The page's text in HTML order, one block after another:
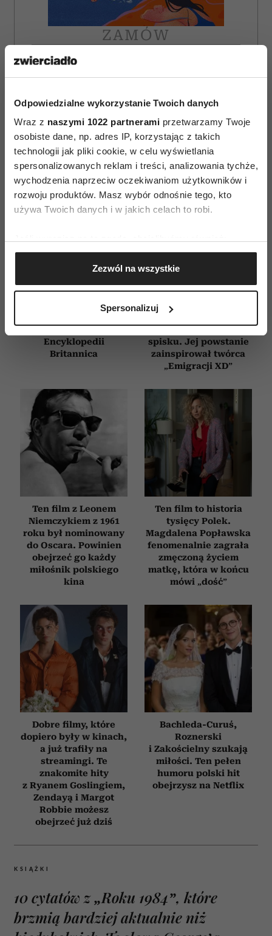
Odpowiedzialne wykorzystanie Twoich danych
Wraz z naszymi 1022 partnerami przetwarzamy Twoje
osobiste dane, np. adres IP, korzystając z takich
technologii jak pliki cookie, w celu wyświetlania
spersonalizowanych reklam i treści, analizowania tychże,
wychodzenia naprzeciw oczekiwaniom użytkowników i
rozwoju produktów. Masz wybór odnośnie tego, kto
używa Twoich danych i w jakich celach to robi.
Gromadzić dane dotyczące Twojej lokalizacji
geograficznej z dokładnością nawet do kilku metrów
Identyfikować Twoje urządzenie, aktywnie
(fingerprinting, czyli wirtualny odcisk palca)
dane są przetwarzane oraz ustaw własne preferencje w
sekcji szczegółów. W Deklaracji plików cookie możesz
zmienić lub wycofać swoją zgodę w dowolnej chwili.
Wykorzystujemy pliki cookie do spersonalizowania treści
i reklam, aby oferować funkcje społecznościowe i
analizować ruch w naszej witrynie. Informacje o tym, jak
korzystasz z naszej witryny, udostępniamy partnerom
społecznościowym, reklamowym i analitycznym.
Partnerzy mogą połączyć te informacje z innymi danymi
otrzymanymi od Ciebie lub uzyskanymi podczas
korzystania z ich usług.
Zezwól na wszystkie
Spersonalizuj
ZAMÓW
Książki, które trzeba
przeczytać przed
Encyklopedii
Britannica
Woronowicz,
Adamczyk i Grabowski
spisku. Jej powstanie
zainspirował twórca
„Emigracji XD”
Ten film z Leonem
Niemczykiem z 1961
roku był nominowany
do Oscara. Powinien
obejrzeć go każdy
miłośnik polskiego
kina
Ten film to historia
tysięcy Polek.
Magdalena Popławska
fenomenalnie zagrała
zmęczoną życiem
matkę, która w końcu
mówi „dość”
Dobre filmy, które
dopiero były w kinach,
a już trafiły na
streamingi. Te
znakomite hity
z Ryanem Goslingiem,
Zendayą i Margot
Robbie możesz
obejrzeć już dziś
Bachleda-Curuś,
Roznerski
i Zakościelny szukają
miłości. Ten pełen
humoru polski hit
obejrzysz na Netflix
KSIĄŻKI
10 cytatów z „Roku 1984”, które
brzmią bardziej aktualnie niż